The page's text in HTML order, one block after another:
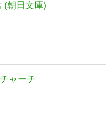
(朝日文庫)
ャーチ